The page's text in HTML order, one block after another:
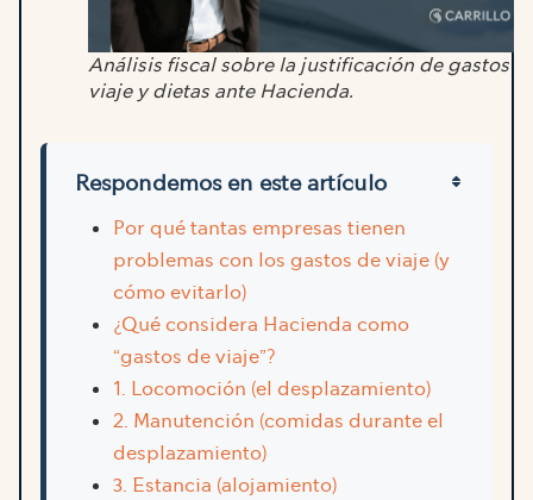
Análisis fiscal sobre la justificación de gastos
viaje y dietas ante Hacienda.
Respondemos en este artículo
Por qué tantas empresas tienen
problemas con los gastos de viaje (y
cómo evitarlo)
¿Qué considera Hacienda como
“gastos de viaje”?
1. Locomoción (el desplazamiento)
2. Manutención (comidas durante el
desplazamiento)
3. Estancia (alojamiento)